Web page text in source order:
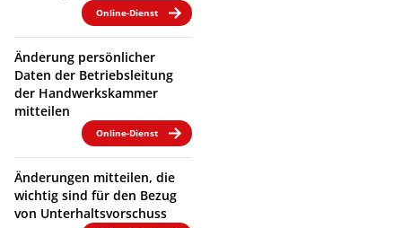
Online-Dienst
Änderung persönlicher
Daten der Betriebsleitung
der Handwerkskammer
mitteilen
Online-Dienst
Änderungen mitteilen, die
wichtig sind für den Bezug
von Unterhaltsvorschuss